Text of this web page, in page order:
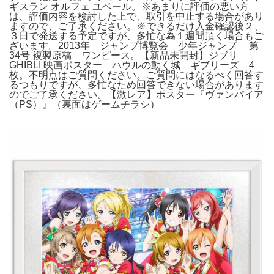
ギスラン オルフェ ユベール。※あまりに評価の悪い方
は、評価内容を検討した上で、取引を中止する場合があり
ますので、ご了承ください。※できるだけ入金確認後２、
３日で発送する予定ですが、多忙な為１週間頂く場合もご
ざいます。2013年 ジャンプ博覧会 少年ジャンプ 第
34号 複製原稿 ワンピース。【新品未開封】ジブリ
GHIBLI 映画ポスター ハウルの動く城 ギブリーズ 4
枚。不明点はご質問ください。ご質問にはなるべく回答す
るつもりですが、多忙なため回答できない場合があります
のでご了承ください。【激レア】ポスター『ヴァンパイア
（PS）』（裏面はゲームチラシ）